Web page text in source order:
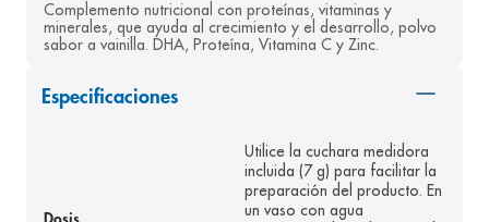
Complemento nutricional con proteínas, vitaminas y
minerales, que ayuda al crecimiento y el desarrollo, polvo
sabor a vainilla. DHA, Proteína, Vitamina C y Zinc.
Especificaciones
Utilice la cuchara medidora
incluida (7 g) para facilitar la
preparación del producto. En
un vaso con agua
9. pediasure